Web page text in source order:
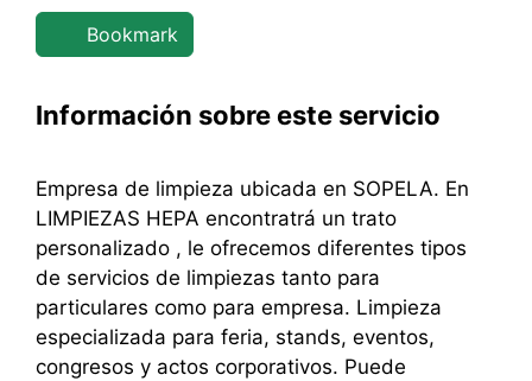
Bookmark
Información sobre este servicio
Empresa de limpieza ubicada en SOPELA. En
LIMPIEZAS HEPA encontratrá un trato
personalizado , le ofrecemos diferentes tipos
de servicios de limpiezas tanto para
particulares como para empresa. Limpieza
especializada para feria, stands, eventos,
congresos y actos corporativos. Puede